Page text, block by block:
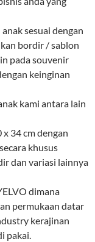
sesuai dengan
bordir / sablon
pada souvenir
keinginan
kami antara lain
x 34 cm dengan
khusus
dan variasi lainnya
dimana
permukaan datar
kerajinan
pakai.